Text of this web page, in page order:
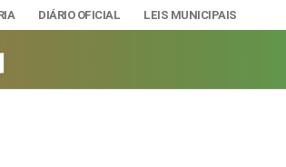
DIÁRIO OFICIAL LEIS MUNICIPAIS